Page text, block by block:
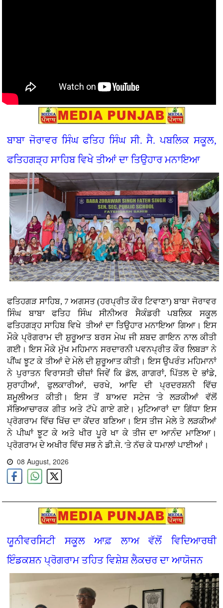
ਬਾਬਾ ਜੋਰਾਵਰ ਸਿੰਘ ਫਤਿਹ ਸਿੰਘ ਸੀ. ਸੈ. ਪਬਲਿਕ ਸਕੂਲ,
ਫਤਿਹਗੜ੍ਹ ਸਾਹਿਬ ਵਿਖੇ ਤੀਆਂ ਦਾ ਤਿਉਹਾਰ ਮਨਾਇਆ
ਫਤਿਹਗੜ ਸਾਹਿਬ, 7 ਅਗਸਤ (ਹਰਪ੍ਰੀਤ ਕੌਰ ਟਿਵਾਣਾ) ਬਾਬਾ ਜੋਰਾਵਰ
ਸਿੰਘ ਬਾਬਾ ਫਤਿਹ ਸਿੰਘ ਸੀਨੀਅਰ ਸੈਕੰਡਰੀ ਪਬਲਿਕ ਸਕੂਲ
ਫਤਿਹਗੜ੍ਹ ਸਾਹਿਬ ਵਿਖੇ ਤੀਆਂ ਦਾ ਤਿਉਹਾਰ ਮਨਾਇਆ ਗਿਆ। ਇਸ
ਮੌਕੇ ਪ੍ਰੋਗਰਾਮ ਦੀ ਸ਼ੁਰੂਆਤ ਬਰਸ ਮੇਘ ਜੀ ਸ਼ਬਦ ਗਾਇਨ ਨਾਲ ਕੀਤੀ
ਗਈ। ਇਸ ਮੌਕੇ ਮੁੱਖ ਮਹਿਮਾਨ ਸਰਦਾਰਨੀ ਪਵਨਪ੍ਰੀਤ ਕੌਰ ਲਿਬੜਾ ਨੇ
ਪੀਂਘ ਝੂਟ ਕੇ ਤੀਆਂ ਦੇ ਮੇਲੇ ਦੀ ਸ਼ੁਰੂਆਤ ਕੀਤੀ। ਇਸ ਉਪਰੰਤ ਮਹਿਮਾਨਾਂ
ਨੇ ਪੁਰਾਤਨ ਵਿਰਾਸਤੀ ਚੀਜ਼ਾਂ ਜਿਵੇਂ ਕਿ ਡੋਲ, ਗਾਗਰਾਂ, ਪਿੱਤਲ ਦੇ ਭਾਂਡੇ,
ਸੁਰਾਹੀਆਂ, ਫੁਲਕਾਰੀਆਂ, ਚਰਖੇ, ਆਦਿ ਦੀ ਪ੍ਰਦਰਸ਼ਨੀ ਵਿੱਚ
ਸ਼ਮੂਲੀਅਤ ਕੀਤੀ। ਇਸ ਤੋਂ ਬਾਅਦ ਸਟੇਜ 'ਤੇ ਲੜਕੀਆਂ ਵੱਲੋਂ
ਸੱਭਿਆਚਾਰਕ ਗੀਤ ਅਤੇ ਟੱਪੇ ਗਾਏ ਗਏ। ਮੁਟਿਆਰਾਂ ਦਾ ਗਿੱਧਾ ਇਸ
ਪ੍ਰੋਗਰਾਮ ਵਿੱਚ ਖਿੱਚ ਦਾ ਕੇਂਦਰ ਬਣਿਆ। ਇਸ ਤੀਜ ਮੇਲੇ ਤੇ ਲੜਕੀਆਂ
ਨੇ ਪੀਘਾਂ ਝੂਟ ਕੇ ਅਤੇ ਖੀਰ ਪੂਰੇ ਖਾ ਕੇ ਤੀਜ ਦਾ ਆਨੰਦ ਮਾਣਿਆ।
ਪ੍ਰੋਗਰਾਮ ਦੇ ਅਖੀਰ ਵਿੱਚ ਸਭ ਨੇ ਡੀ.ਜੇ. 'ਤੇ ਨੱਚ ਕੇ ਧਮਾਲਾਂ ਪਾਈਆਂ।
08 August, 2026
ਯੂਨੀਵਰਸਿਟੀ ਸਕੂਲ ਆਫ਼ ਲਾਅ ਵੱਲੋਂ ਵਿਦਿਆਰਥੀ
ਇੰਡਕਸ਼ਨ ਪ੍ਰੋਗਰਾਮ ਤਹਿਤ ਵਿਸ਼ੇਸ਼ ਲੈਕਚਰ ਦਾ ਆਯੋਜਨ